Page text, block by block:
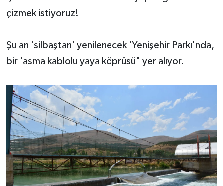
çizmek istiyoruz!
Şu an 'silbaştan' yenilenecek 'Yenişehir Parkı'nda,
bir 'asma kablolu yaya köprüsü" yer alıyor.